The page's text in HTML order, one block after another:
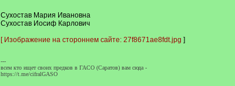
Сухостав Мария Ивановна
Сухостав Иосиф Карлович
[ Изображение на стороннем сайте: 27f8671ae8fdt.jpg ]
---
всем кто ищет своих предков в ГАСО (Саратов) вам сюда -
https://t.me/cifralGASO